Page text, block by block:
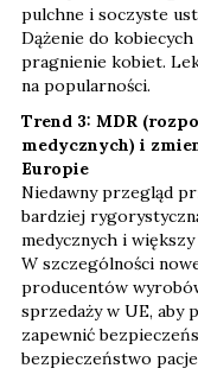
pulchne i soczyste
Dążenie do
pragnienie kobiet.
na popularności.
Trend 3: MDR
medycznych) i
Europie
Niedawny przegląd
bardziej
medycznych i
W szczególności
producentów
sprzedaży w UE, aby
zapewnić
bezpieczeństwo